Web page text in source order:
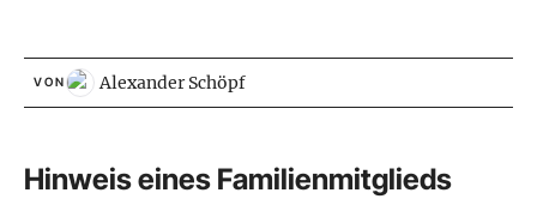
VON Alexander Schöpf
Hinweis eines Familienmitglieds